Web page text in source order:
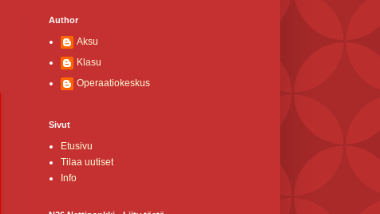
Author
Aksu
Klasu
Operaatiokeskus
Sivut
Etusivu
Tilaa uutiset
Info